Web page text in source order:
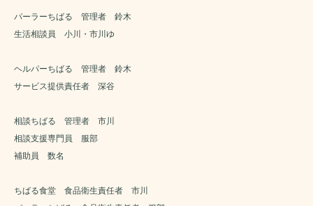
パーラーちばる 管理者 鈴木
生活相談員 小川・市川ゆ
ヘルパーちばる 管理者 鈴木
サービス提供責任者 深谷
相談ちばる 管理者 市川
相談支援専門員 服部
補助員 数名
ちばる食堂 食品衛生責任者 市川